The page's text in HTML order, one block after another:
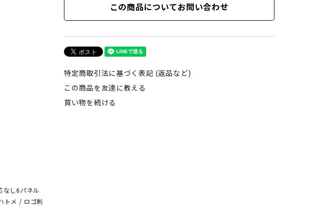
TIGHTBOOTH
(タイトブース)
adidas skateboarding
(アディダス・スケートボーディング)
VAGA BAG
(バガバッグ)
し6パネル
トメ / ロゴ刺
この商品についてお問い合わせ
特定商取引法に基づく表記 (返品など)
この商品を友達に教える
買い物を続ける